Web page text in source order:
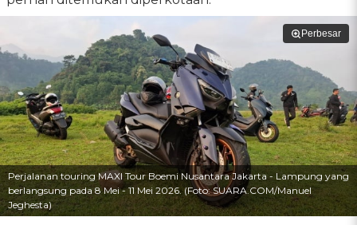
Perbesar
Perjalanan touring MAXI Tour Boemi Nusantara Jakarta - Lampung yang
berlangsung pada 8 Mei - 11 Mei 2026. (Foto: SUARA.COM/Manuel
Jeghesta)